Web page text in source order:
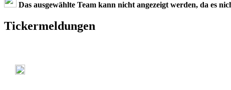
Das ausgewählte Team kann nicht angezeigt werden, da es
Tickermeldungen